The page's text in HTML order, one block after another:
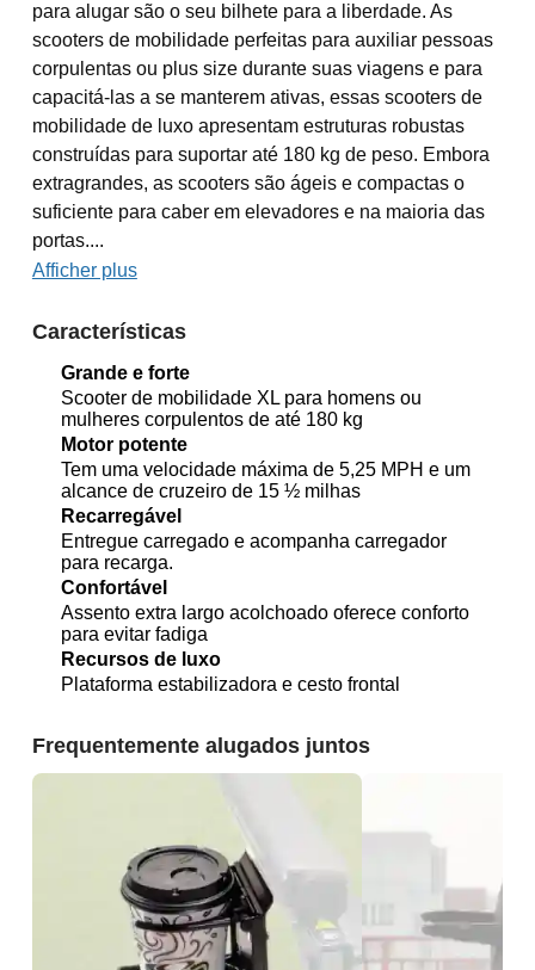
para alugar são o seu bilhete para a liberdade. As
scooters de mobilidade perfeitas para auxiliar pessoas
corpulentas ou plus size durante suas viagens e para
capacitá-las a se manterem ativas, essas scooters de
mobilidade de luxo apresentam estruturas robustas
construídas para suportar até 180 kg de peso. Embora
extragrandes, as scooters são ágeis e compactas o
suficiente para caber em elevadores e na maioria das
portas....
Afficher plus
Características
Grande e forte
Scooter de mobilidade XL para homens ou
mulheres corpulentos de até 180 kg
Motor potente
Tem uma velocidade máxima de 5,25 MPH e um
alcance de cruzeiro de 15 ½ milhas
Recarregável
Entregue carregado e acompanha carregador
para recarga.
Confortável
Assento extra largo acolchoado oferece conforto
para evitar fadiga
Recursos de luxo
Plataforma estabilizadora e cesto frontal
Frequentemente alugados juntos